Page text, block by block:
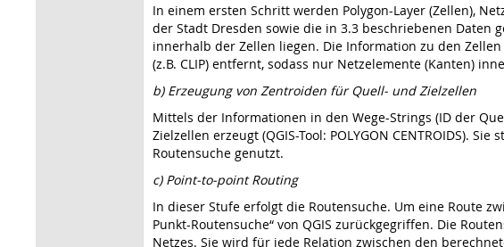
In einem ersten Schritt werden Polygon-Layer (Zellen),
der Stadt Dresden sowie die in 3.3 beschriebenen Daten
innerhalb der Zellen liegen. Die Information zu den
(z.B. CLIP) entfernt, sodass nur Netzelemente (Kanten)
b) Erzeugung von Zentroiden für Quell- und Zielzellen
Mittels der Informationen in den Wege-Strings (ID der
Zielzellen erzeugt (QGIS-Tool: POLYGON CENTROIDS).
Routensuche genutzt.
c) Point-to-point Routing
In dieser Stufe erfolgt die Routensuche. Um eine Route
Punkt-Routensuche“ von QGIS zurückgegriffen. Die
Netzes. Sie wird für jede Relation zwischen den